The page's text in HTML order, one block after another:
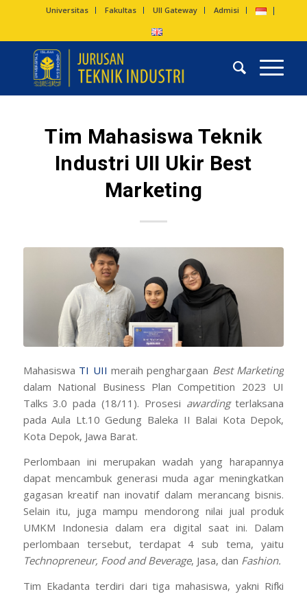
Universitas Fakultas UII Gateway Admisi
Tim Mahasiswa Teknik
Industri UII Ukir Best
Marketing
Mahasiswa TI UII meraih penghargaan Best Marketing
dalam National Business Plan Competition 2023 UI
Talks 3.0 pada (18/11). Prosesi awardingterlaksana
pada Aula Lt.10 Gedung Baleka II Balai Kota Depok,
Kota Depok, Jawa Barat.
Perlombaan ini merupakan wadah yang harapannya
dapat mencambuk generasi muda agar meningkatkan
gagasan kreatif nan inovatif dalam merancang bisnis.
Selain itu, juga mampu mendorong nilai jual produk
UMKM Indonesia dalam era digital saat ini. Dalam
perlombaan tersebut, terdapat 4 sub tema, yaitu
Technopreneur, Food and Beverage, Jasa, dan Fashion.
Tim Ekadanta terdiri dari tiga mahasiswa, yakni Rifki